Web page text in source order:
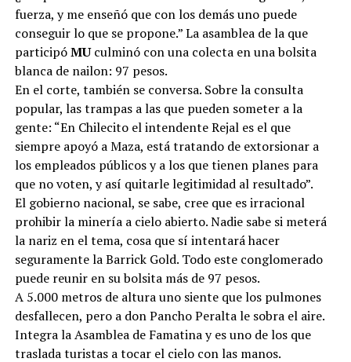
fuerza, y me enseñó que con los demás uno puede
conseguir lo que se propone.” La asamblea de la que
participóMUculminó con una colecta en una bolsita
blanca de nailon: 97 pesos.
En el corte, también se conversa. Sobre la consulta
popular, las trampas a las que pueden someter a la
gente: “En Chilecito el intendente Rejal es el que
siempre apoyó a Maza, está tratando de extorsionar a
los empleados públicos y a los que tienen planes para
que no voten, y así quitarle legitimidad al resultado”.
El gobierno nacional, se sabe, cree que es irracional
prohibir la minería a cielo abierto. Nadie sabe si meterá
la nariz en el tema, cosa que sí intentará hacer
seguramente la Barrick Gold. Todo este conglomerado
puede reunir en su bolsita más de 97 pesos.
A 5.000 metros de altura uno siente que los pulmones
desfallecen, pero a don Pancho Peralta le sobra el aire.
Integra la Asamblea de Famatina y es uno de los que
traslada turistas a tocar el cielo con las manos.